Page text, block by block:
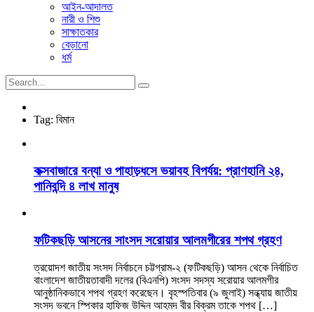
আইন-আদালত
নারী ও শিশু
সাক্ষাতকার
বেড়ানো
ধর্ম
Tag: বিমান
কক্সবাজারে বন্যা ও পাহাড়ধসে ভয়াবহ বিপর্যয়: প্রাণহানি ২৪,
পানিবন্দি ৪ লাখ মানুষ
ফটিকছড়ি আসনের সাংসদ সরোয়ার আলমগীরের শপথ গ্রহণ
ত্রয়োদশ জাতীয় সংসদ নির্বাচনে চট্টগ্রাম-২ (ফটিকছড়ি) আসন থেকে নির্বাচিত
বাংলাদেশ জাতীয়তাবাদী দলের (বিএনপি) সংসদ সদস্য সরোয়ার আলমগীর
আনুষ্ঠানিকভাবে শপথ গ্রহণ করেছেন। বৃহস্পতিবার (৯ জুলাই) সন্ধ্যায় জাতীয়
সংসদ ভবনে স্পিকার হাফিজ উদ্দিন আহমদ বীর বিক্রম তাকে শপথ […]